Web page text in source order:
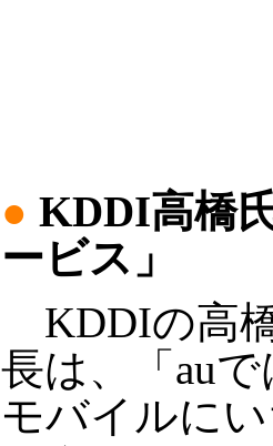
● KDDI高橋
ービス」
KDDIの高
長は、「au
モバイルに